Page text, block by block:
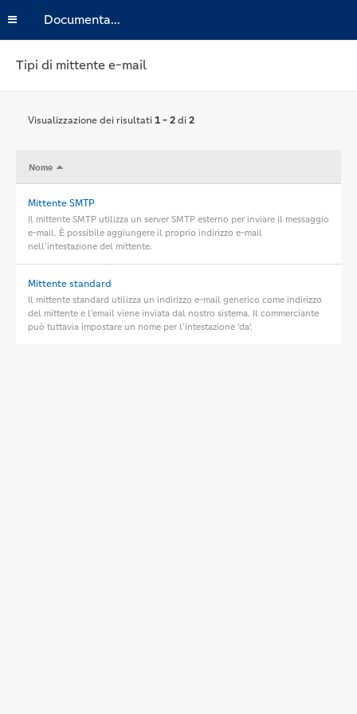
Documentazione
Tipi di mittente e-mail
Visualizzazione dei risultati1 - 2di2
Mittente SMTP
Il mittente SMTP utilizza un server SMTP esterno per inviare il messaggio
e-mail. È possibile aggiungere il proprio indirizzo e-mail
nell’intestazione del mittente.
Mittente standard
Il mittente standard utilizza un indirizzo e-mail generico come indirizzo
del mittente e l’email viene inviata dal nostro sistema. Il commerciante
può tuttavia impostare un nome per l’intestazione 'da'.
Nome